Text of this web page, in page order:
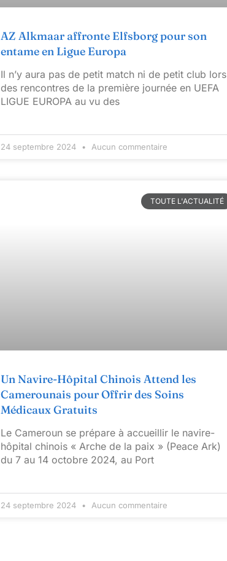
AZ Alkmaar affronte Elfsborg pour son
entame en Ligue Europa
Il n’y aura pas de petit match ni de petit club lors
des rencontres de la première journée en UEFA
LIGUE EUROPA au vu des
24 septembre 2024 Aucun commentaire
TOUTE L'ACTUALITÉ
Un Navire-Hôpital Chinois Attend les
Camerounais pour Offrir des Soins
Médicaux Gratuits
Le Cameroun se prépare à accueillir le navire-
hôpital chinois « Arche de la paix » (Peace Ark)
du 7 au 14 octobre 2024, au Port
24 septembre 2024 Aucun commentaire